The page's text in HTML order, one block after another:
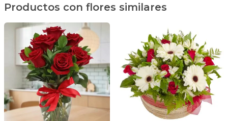
Productos con flores similares